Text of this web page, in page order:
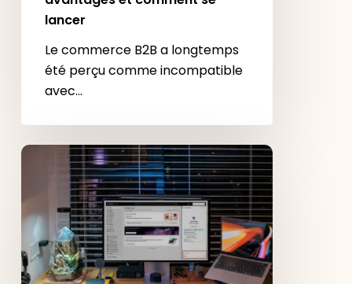
lancer
Le commerce B2B a longtemps
été perçu comme incompatible
avec…
Shopify
app
:
duo
natif